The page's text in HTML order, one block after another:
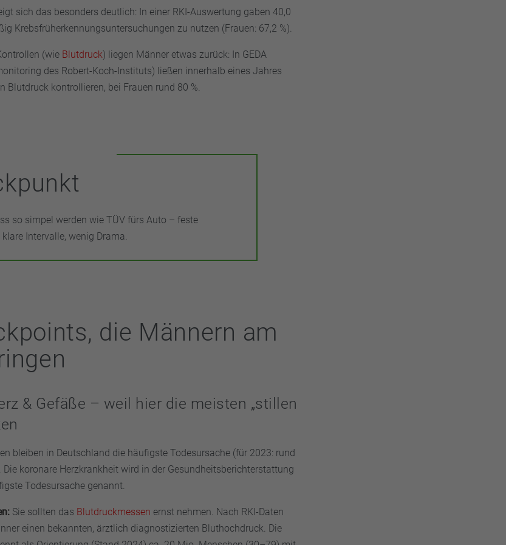
sich das besonders deutlich: In einer RKI-Auswertung gaben 40,0
Krebsfrüherkennungsuntersuchungen zu nutzen (Frauen: 67,2 %).
(wie Blutdruck) liegen Männer etwas zurück: In GEDA
des Robert-Koch-Instituts) ließen innerhalb eines Jahres
Blutdruck kontrollieren, bei Frauen rund 80 %.
so simpel werden wie TÜV fürs Auto – feste
Intervalle, wenig Drama.
die Männern am
& Gefäße – weil hier die meisten „stillen
bleiben in Deutschland die häufigste Todesursache (für 2023: rund
koronare Herzkrankheit wird in der Gesundheitsberichterstattung
Todesursache genannt.
Sie sollten das Blutdruckmessen ernst nehmen. Nach RKI-Daten
einen bekannten, ärztlich diagnostizierten Bluthochdruck. Die